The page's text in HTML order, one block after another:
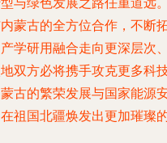
蒙古的全方位合作，不断
学研用融合走向更深层次
双方必将携手攻克更多科
古的繁荣发展与国家能源
祖国北疆焕发出更加璀璨的